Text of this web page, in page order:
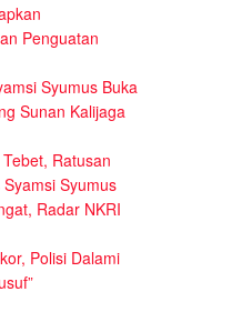
Penguatan
Syumus Buka
Sunan Kalijaga
Ratusan
Syumus
Radar NKRI
Polisi Dalami